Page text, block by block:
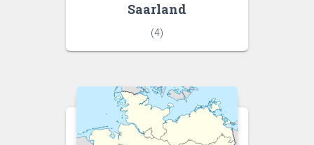
Saarland
(4)